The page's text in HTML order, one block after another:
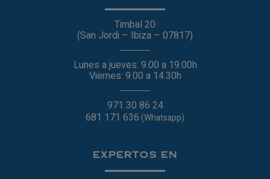
Timbal 20
(San Jordi – Ibiza – 07817)
Lunes a jueves: 9.00 a 19.00h
Viernes: 9.00 a 14.30h
971 30 86 24
681 171 636(Whatsapp)
EXPERTOS EN